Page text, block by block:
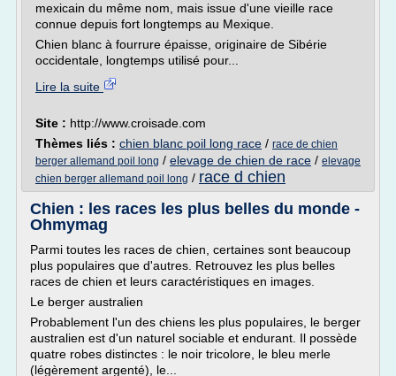
mexicain du même nom, mais issue d'une vieille race
connue depuis fort longtemps au Mexique.
Chien blanc à fourrure épaisse, originaire de Sibérie
occidentale, longtemps utilisé pour...
Lire la suite
Site : http://www.croisade.com
Thèmes liés : chien blanc poil long race / race de chien
berger allemand poil long / elevage de chien de race / elevage
chien berger allemand poil long / race d chien
Chien : les races les plus belles du monde -
Ohmymag
Parmi toutes les races de chien, certaines sont beaucoup
plus populaires que d'autres. Retrouvez les plus belles
races de chien et leurs caractéristiques en images.
Le berger australien
Probablement l'un des chiens les plus populaires, le berger
australien est d'un naturel sociable et endurant. Il possède
quatre robes distinctes : le noir tricolore, le bleu merle
(légèrement argenté), le...